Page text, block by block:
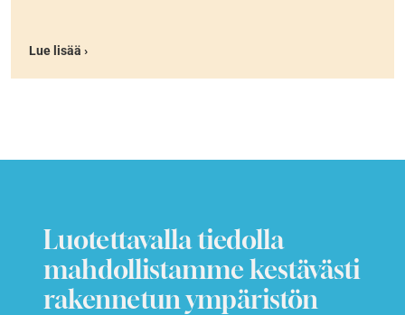
Lue lisää ›
Luotettavalla tiedolla
mahdollistamme kestävästi
rakennetun ympäristön